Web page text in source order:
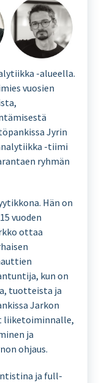
-alueella.
vuosien
Jyrin
-tiimi
ryhmän
Hän on
vuoden
ottaa
kun on
tuotteista ja
Jarkon
liiketoiminnalle,
ja
ohjaus.
ja full-